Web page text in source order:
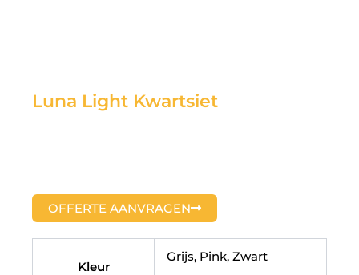
Luna Light Kwartsiet
OFFERTE AANVRAGEN
Kleur
Grijs, Pink, Zwart